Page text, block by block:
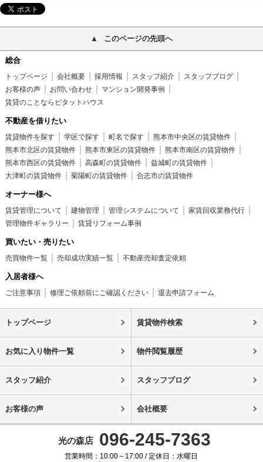
このページの先頭へ
総合
トップページ 会社概要 採用情報 スタッフ紹介
スタッフブログ
お客様の声
お問い合わせ
マンション開発事例
賃貸のことならピタットハウス
不動産を借りたい
賃貸物件を探す 学区で探す 町名で探す
熊本市中央区の賃貸物件
熊本市北区の賃貸物件
熊本市東区の賃貸物件
熊本市南区の賃貸物件
熊本市西区の賃貸物件
高森町の賃貸物件
益城町の賃貸物件
大津町の賃貸物件
菊陽町の賃貸物件 合志市の賃貸物件
オーナー様へ
賃貸管理について 建物管理 管理システムについて
家賃回収業務代行
管理物件ギャラリー
賃貸リフォーム事例
買いたい・売りたい
売買物件一覧 売却成功実績一覧 不動産売却査定依頼
入居者様へ
ご注意事項 修理ご依頼前にご確認ください 退去申請フォーム
トップページ 賃貸物件検索
お気に入り物件一覧 物件閲覧履歴
スタッフ紹介 スタッフブログ
お客様の声 会社概要
光の森店 096-245-7363
営業時間：10:00～17:00 / 定休日：水曜日